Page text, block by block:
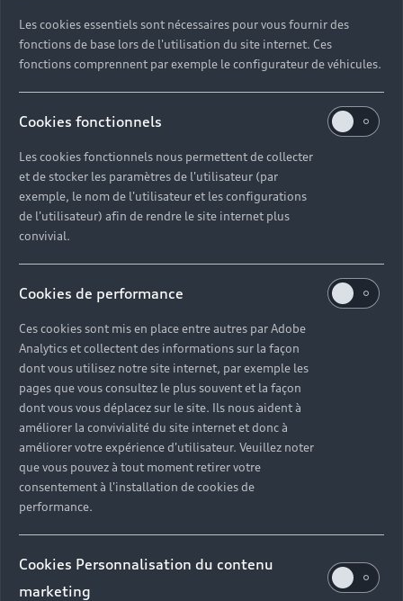
Les cookies essentiels sont nécessaires pour vous fournir des
fonctions de base lors de l'utilisation du site internet. Ces
fonctions comprennent par exemple le configurateur de véhicules.
Cookies fonctionnels
Les cookies fonctionnels nous permettent de collecter
et de stocker les paramètres de l'utilisateur (par
exemple, le nom de l'utilisateur et les configurations
de l'utilisateur) afin de rendre le site internet plus
convivial.
Cookies de performance
Ces cookies sont mis en place entre autres par Adobe
Analytics et collectent des informations sur la façon
dont vous utilisez notre site internet, par exemple les
pages que vous consultez le plus souvent et la façon
dont vous vous déplacez sur le site. Ils nous aident à
améliorer la convivialité du site internet et donc à
améliorer votre expérience d'utilisateur. Veuillez noter
que vous pouvez à tout moment retirer votre
consentement à l'installation de cookies de
performance.
Cookies Personnalisation du contenu
marketing